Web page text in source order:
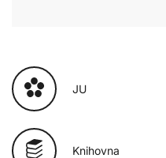
JU
Knihovna